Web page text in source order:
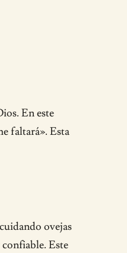
En este
faltará». Esta
ovejas
Este